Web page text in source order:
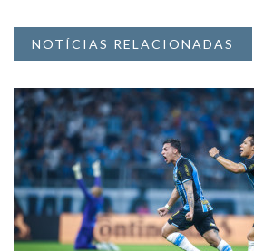
NOTÍCIAS RELACIONADAS